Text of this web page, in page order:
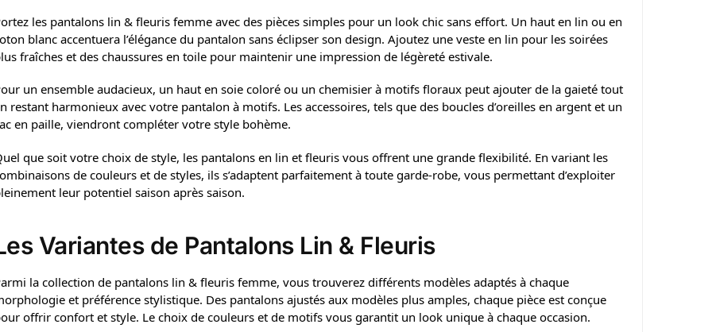
les pantalons lin & fleuris femme avec des pièces simples pour un look chic sans effort. Un haut en lin ou en
blanc accentuera l’élégance du pantalon sans éclipser son design. Ajoutez une veste en lin pour les soirées
fraîches et des chaussures en toile pour maintenir une impression de légèreté estivale.
un ensemble audacieux, un haut en soie coloré ou un chemisier à motifs floraux peut ajouter de la gaieté tout
restant harmonieux avec votre pantalon à motifs. Les accessoires, tels que des boucles d’oreilles en argent et un
en paille, viendront compléter votre style bohème.
que soit votre choix de style, les pantalons en lin et fleuris vous offrent une grande flexibilité. En variant les
de couleurs et de styles, ils s’adaptent parfaitement à toute garde-robe, vous permettant d’exploiter
leur potentiel saison après saison.
Variantes de Pantalons Lin & Fleuris
la collection de pantalons lin & fleuris femme, vous trouverez différents modèles adaptés à chaque
et préférence stylistique. Des pantalons ajustés aux modèles plus amples, chaque pièce est conçue
offrir confort et style. Le choix de couleurs et de motifs vous garantit un look unique à chaque occasion.